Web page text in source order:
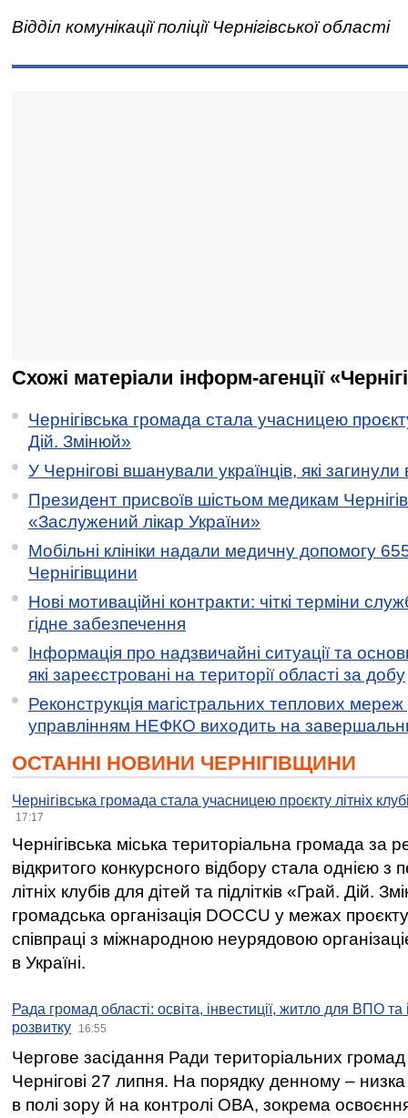
Відділ комунікації поліції Чернігівської області
Схожі матеріали інформ-агенції
Чернігівська громада стала учасницею
Дій. Змінюй»
У Чернігові вшанували українців, які загинули
Президент присвоїв шістьом медикам
«Заслужений лікар України»
Мобільні клініки надали медичну допомогу
Чернігівщини
Нові мотиваційні контракти: чіткі терміни
гідне забезпечення
Інформація про надзвичайні ситуації та
які зареєстровані на території області за добу
Реконструкція магістральних теплових мереж
управлінням НЕФКО виходить на
ОСТАННІ НОВИНИ ЧЕРНІГІВЩИНИ
Чернігівська громада стала учасницею проєкту літніх
17:17
Чернігівська міська територіальна громада за
відкритого конкурсного відбору стала однією
літніх клубів для дітей та підлітків «Грай. Дій.
громадська організація DOCCU у межах
співпраці з міжнародною неурядовою
в Україні.
Рада громад області: освіта, інвестиції, житло для ВПО
розвитку
16:55
Чергове засідання Ради територіальних громад
Чернігові 27 липня. На порядку денному –
в полі зору й на контролі ОВА, зокрема освоєння